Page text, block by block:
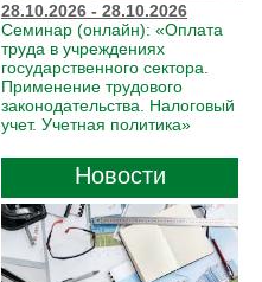
28.10.2026 - 28.10.2026
Семинар (онлайн): «Оплата
труда в учреждениях
государственного сектора.
Применение трудового
законодательства. Налоговый
учет. Учетная политика»
Новости